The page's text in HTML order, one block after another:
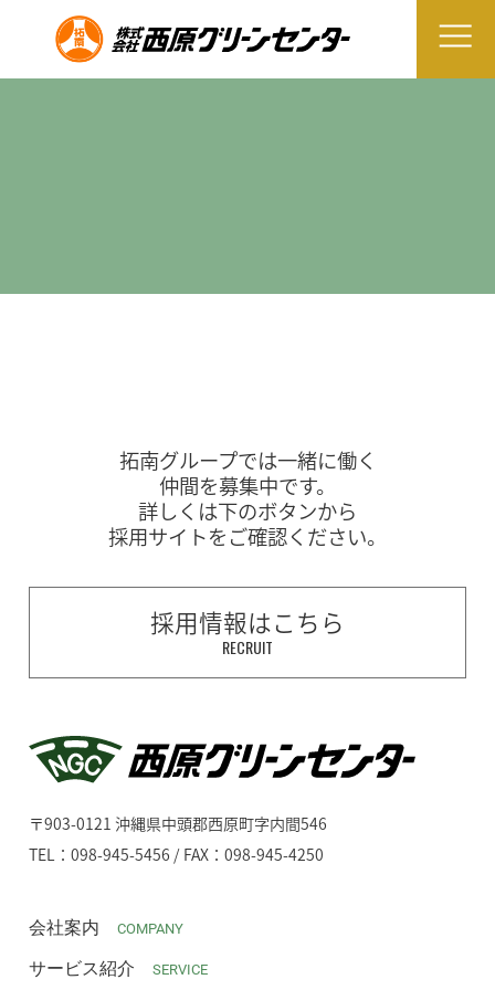
拓南グループでは一緒に働く
仲間を募集中です。
詳しくは下のボタンから
採用サイトをご確認ください。
採用情報はこちら
RECRUIT
〒903-0121 沖縄県中頭郡西原町字内間546
TEL：098-945-5456 / FAX：098-945-4250
会社案内 COMPANY
サービス紹介 SERVICE